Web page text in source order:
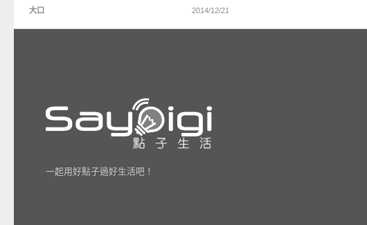
大口 2014/12/21
一起用好點子過好生活吧！